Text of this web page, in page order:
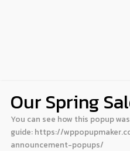
Our Spring
You can see how this popup
guide: https://
announcement-popups/